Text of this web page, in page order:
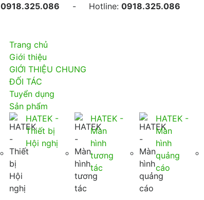
0918.325.086 - Hotline: 0918.325.086
Trang chủ
Giới thiệu
GIỚI THIỆU CHUNG
ĐỐI TÁC
Tuyển dụng
Sản phẩm
HATEK -
Thiết bị
Hội nghị
HATEK -
Màn
hình
tương
tác
HATEK -
Màn
hình
quảng
cáo